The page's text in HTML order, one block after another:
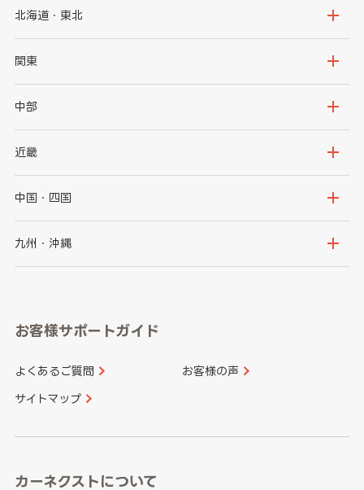
北海道・東北
北海道
岩手県
秋田県
関東
茨城県
群馬県
千葉県
中部
新潟県
石川県
山梨県
愛知県
近畿
大阪府
京都府
和歌山県
中国・四国
鳥取県
山口県
香川県 愛媛県
九州・沖縄
長崎県
大分県 宮崎県
お客様サポートガイド
よくあるご質問 お客様の声
サイトマップ
カーネクストについて